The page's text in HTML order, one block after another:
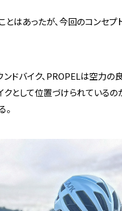
あったが、今回のコンセプ
ドバイク、PROPELは空力
として位置づけられている
。